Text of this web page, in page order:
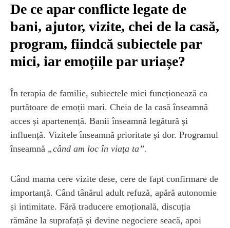
De ce apar conflicte legate de
bani, ajutor, vizite, chei de la casă,
program, fiindcă subiectele par
mici, iar emoțiile par uriașe?
În terapia de familie, subiectele mici funcționează ca
purtătoare de emoții mari. Cheia de la casă înseamnă
acces și apartenență. Banii înseamnă legătură și
influență. Vizitele înseamnă prioritate și dor. Programul
înseamnă „când am loc în viața ta”.
Când mama cere vizite dese, cere de fapt confirmare de
importanță. Când tânărul adult refuză, apără autonomie
și intimitate. Fără traducere emoțională, discuția
rămâne la suprafață și devine negociere seacă, apoi